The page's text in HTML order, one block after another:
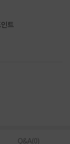
트
Q&A(0)